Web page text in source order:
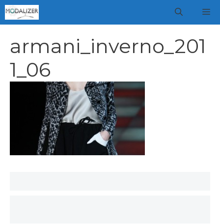
Vai
al
armani_inverno_201
1_06